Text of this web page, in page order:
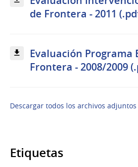
de Frontera - 2011
Evaluación Programa
Frontera - 2008/2009
Descargar todos los archivos adjuntos
Etiquetas